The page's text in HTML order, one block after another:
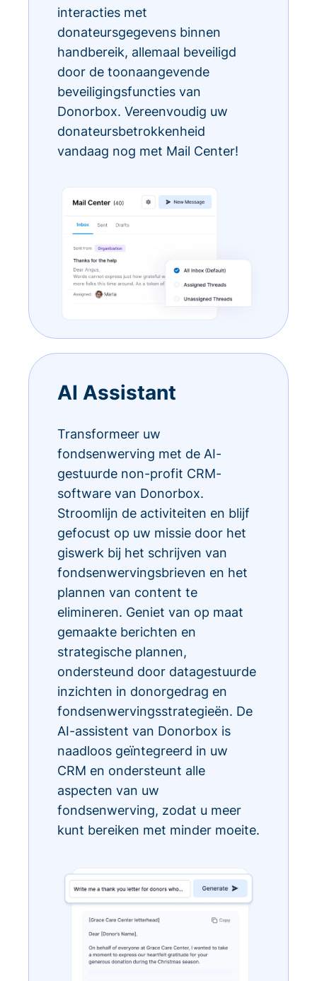
interacties met
donateursgegevens binnen
handbereik, allemaal beveiligd
door de toonaangevende
beveiligingsfuncties van
Donorbox. Vereenvoudig uw
donateursbetrokkenheid
vandaag nog met Mail Center!
AI Assistant
Transformeer uw
fondsenwerving met de AI-
gestuurde non-profit CRM-
software van Donorbox.
Stroomlijn de activiteiten en blijf
gefocust op uw missie door het
giswerk bij het schrijven van
fondsenwervingsbrieven en het
plannen van content te
elimineren. Geniet van op maat
gemaakte berichten en
strategische plannen,
ondersteund door datagestuurde
inzichten in donorgedrag en
fondsenwervingsstrategieën. De
AI-assistent van Donorbox is
naadloos geïntegreerd in uw
CRM en ondersteunt alle
aspecten van uw
fondsenwerving, zodat u meer
kunt bereiken met minder moeite.